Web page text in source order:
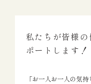
私たちが皆様
ポートします！
「お一人お一人の気